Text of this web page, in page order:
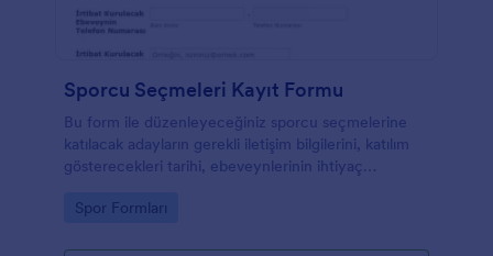
Sporcu Seçmeleri Kayıt Formu
Bu form ile düzenleyeceğiniz sporcu seçmelerine
katılacak adayların gerekli iletişim bilgilerini, katılım
gösterecekleri tarihi, ebeveynlerinin ihtiyaç
geçmişte bulundukları takımları ve düzeylerinide
Go to Category:
Spor Formları